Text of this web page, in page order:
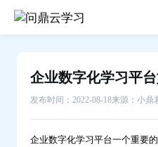
企业数字化学习平
发布时间：2022-08-18来源：小鼎
企业数字化学习平台一个重要